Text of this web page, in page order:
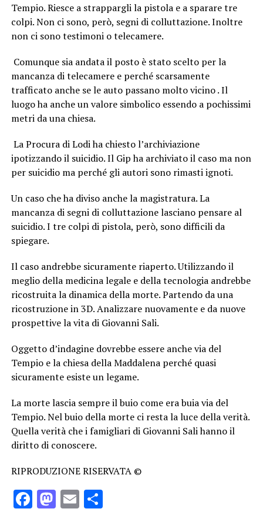
Tempio. Riesce a strappargli la pistola e a sparare tre
colpi. Non ci sono, però, segni di colluttazione. Inoltre
non ci sono testimoni o telecamere.
Comunque sia andata il posto è stato scelto per la
mancanza di telecamere e perché scarsamente
trafficato anche se le auto passano molto vicino . Il
luogo ha anche un valore simbolico essendo a pochissimi
metri da una chiesa.
La Procura di Lodi ha chiesto l’archiviazione
ipotizzando il suicidio. Il Gip ha archiviato il caso ma non
per suicidio ma perché gli autori sono rimasti ignoti.
Un caso che ha diviso anche la magistratura. La
mancanza di segni di colluttazione lasciano pensare al
suicidio. I tre colpi di pistola, però, sono difficili da
spiegare.
Il caso andrebbe sicuramente riaperto. Utilizzando il
meglio della medicina legale e della tecnologia andrebbe
ricostruita la dinamica della morte. Partendo da una
ricostruzione in 3D. Analizzare nuovamente e da nuove
prospettive la vita di Giovanni Sali.
Oggetto d’indagine dovrebbe essere anche via del
Tempio e la chiesa della Maddalena perché quasi
sicuramente esiste un legame.
La morte lascia sempre il buio come era buia via del
Tempio. Nel buio della morte ci resta la luce della verità.
Quella verità che i famigliari di Giovanni Sali hanno il
diritto di conoscere.
RIPRODUZIONE RISERVATA ©
Facebook
Mastodon
EmailCondividi